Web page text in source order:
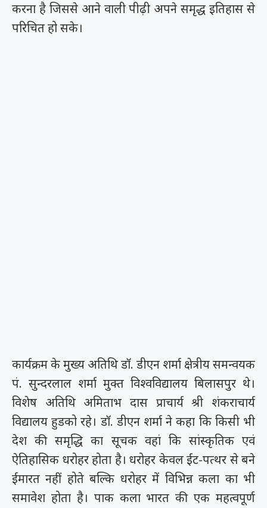
करना है जिससे आने वाली पीढ़ी अपने समृद्ध इतिहास से
परिचित हो सके।
कार्यक्रम के मुख्य अतिथि डाॅ. डीएन शर्मा क्षेत्रीय समन्वयक
पं. सुन्दरलाल शर्मा मुक्त विश्वविद्यालय बिलासपुर थे।
विशेष अतिथि अमिताभ दास प्राचार्य श्री शंकराचार्य
विद्यालय हुडको रहे। डाॅ. डीएन शर्मा ने कहा कि किसी भी
देश की समृद्धि का सूचक वहां कि सांस्कृतिक एवं
ऐतिहासिक धरोहर होता है। धरोहर केवल ईंट-पत्थर से बने
ईमारत नहीं होते बल्कि धरोहर में विभिन्न कला का भी
समावेश होता है। पाक कला भारत की एक महत्वपूर्ण